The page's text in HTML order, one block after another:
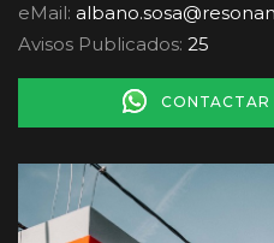
eMail: albano.sosa@
Avisos Publicados: 25
CONTACTAR